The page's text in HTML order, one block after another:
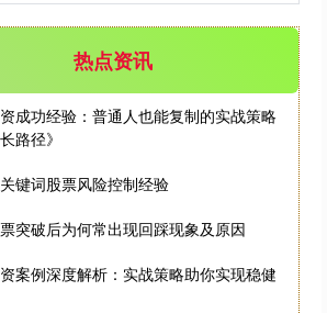
热点资讯
资成功经验：普通人也能复制的实战策略
路径》
键词股票风险控制经验
突破后为何常出现回踩现象及原因
案例深度解析：实战策略助你实现稳健